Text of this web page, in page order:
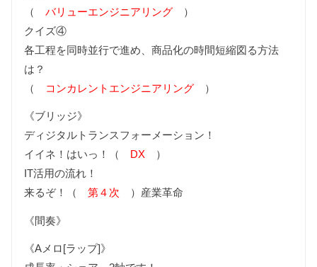
（バリューエンジニアリング ）
クイズ④
各工程を同時並行で進め、商品化の時間短縮図る方法
は？
（
コンカレントエンジニアリング ）
《ブリッジ》
ディジタルトランスフォーメーション！
イイネ！はいっ！（ DX ）
IT活用の流れ！
来るぞ！（第４次 ）産業革命
《間奏》
《Aメロ[ラップ]》